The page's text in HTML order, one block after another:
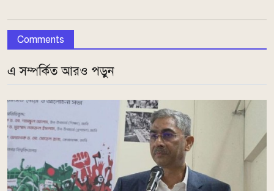
Comments
এ সম্পর্কিত আরও পড়ুন